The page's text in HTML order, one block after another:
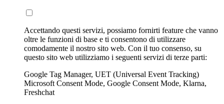
Accettando questi servizi, possiamo fornirti feature che vanno
oltre le funzioni di base e ti consentono di utilizzare
comodamente il nostro sito web. Con il tuo consenso, su
questo sito web utilizziamo i seguenti servizi di terze parti:
Google Tag Manager, UET (Universal Event Tracking)
Microsoft Consent Mode, Google Consent Mode, Klarna,
Freshchat